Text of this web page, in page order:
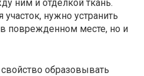
ним и отделкой ткань.
нужно устранить
поврежденном месте, но и
образовывать